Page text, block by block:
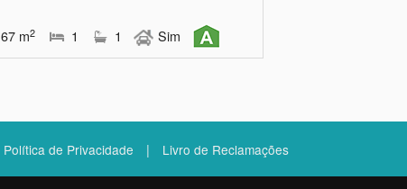
67 m2 1 1 Sim
Política de Privacidade | Livro de Reclamações